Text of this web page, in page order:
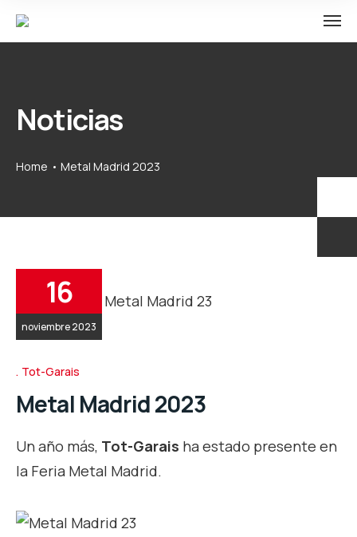
Noticias
Home Metal Madrid 2023
16
noviembre 2023
Tot-Garais
Metal Madrid 2023
Un año más, Tot-Garais ha estado presente en
la Feria Metal Madrid.